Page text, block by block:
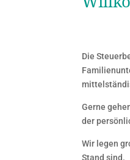
Die
Gerne
der
Wir legen
Stand sind.